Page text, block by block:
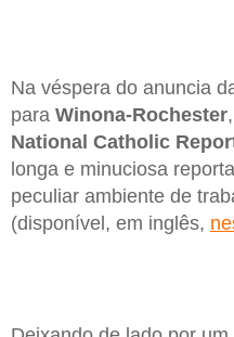
Na véspera do anuncia
para Winona-Rochester
National Catholic
longa e minuciosa
peculiar ambiente de
(disponível, em inglês,